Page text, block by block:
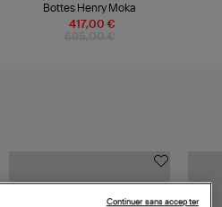
417,00 €
Bottes Henry Moka
Continuer sans accepter